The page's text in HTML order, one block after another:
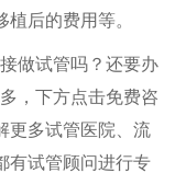
后的费用等。
做试管吗？还要办
，下方点击免费咨
更多试管医院、流
有试管顾问进行专